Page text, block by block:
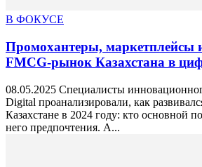
В ФОКУСЕ
Промохантеры, маркетплейсы
FMCG-рынок Казахстана в
08.05.2025 Специалисты
Digital проанализировали, как
Казахстане в 2024 году: кто основной
него предпочтения. А...